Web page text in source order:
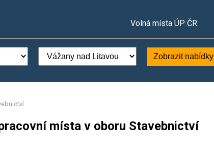
Volná místa ÚP ČR
Zobrazit nabídky
místa v oboru Stavebnictví